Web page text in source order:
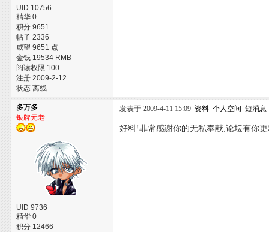
UID 10756
精华 0
积分 9651
帖子 2336
威望 9651 点
金钱 19534 RMB
阅读权限 100
注册 2009-2-12
状态 离线
多万多
银牌元老
UID 9736
精华 0
积分 12466
发表于 2009-4-11 15:09 资料 个人空间 短消息
好料!非常感谢你的无私奉献,论坛有你